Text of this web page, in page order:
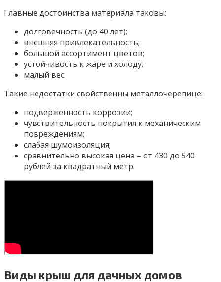
Главные достоинства материала таковы:
долговечность (до 40 лет);
внешняя привлекательность;
большой ассортимент цветов;
устойчивость к жаре и холоду;
малый вес.
Такие недостатки свойственны металлочерепице:
подверженность коррозии;
чувствительность покрытия к механическим
повреждениям;
слабая шумоизоляция;
сравнительно высокая цена – от 430 до 540
рублей за квадратный метр.
Виды крыш для дачных домов